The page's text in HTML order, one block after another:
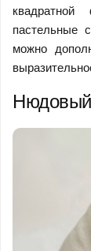
пастельные
можно
Нюдовый